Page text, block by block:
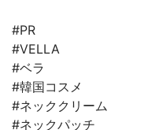
#PR
#VELLA
#ベラ
#韓国コスメ
#ネッククリーム
#ネックパッチ